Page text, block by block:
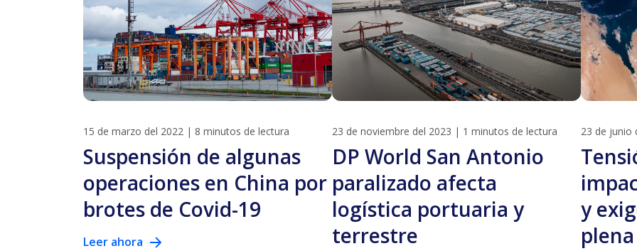
15 de marzo del 2022 | 8 minutos de lectura
Suspensión de algunas
operaciones en China por
brotes de Covid-19
Leer ahora
23 de noviembre del 2023 | 1 minutos de lectura
DP World San Antonio
paralizado afecta
logística portuaria y
terrestre
23 de junio
y